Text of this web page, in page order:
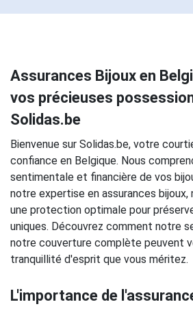
Assurances Bijoux en
vos précieuses
Solidas.be
Bienvenue sur Solidas.be, votre
confiance en Belgique. Nous
sentimentale et financière de vos
notre expertise en assurances
une protection optimale pour
uniques. Découvrez comment notre
notre couverture complète peuvent
tranquillité d'esprit que vous méritez.
L'importance de